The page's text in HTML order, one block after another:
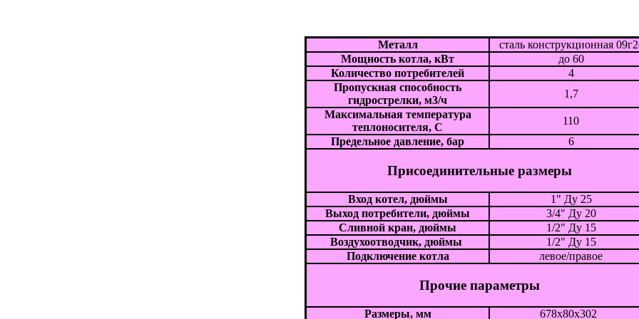
Металл
сталь конструкционная
Мощность котла, кВт
до 60
Количество потребителей
4
Пропускная способность
гидрострелки, м3/ч
1,7
Максимальная температура
теплоносителя, С
110
Предельное давление, бар
6
Присоединительные размеры
Вход котел, дюймы
1" Ду 25
Выход потребители, дюймы
3/4" Ду 20
Сливной кран, дюймы
1/2" Ду 15
Воздухоотводчик, дюймы
1/2" Ду 15
Подключение котла
левое/правое
Прочие параметры
Размеры, мм 678х80х302